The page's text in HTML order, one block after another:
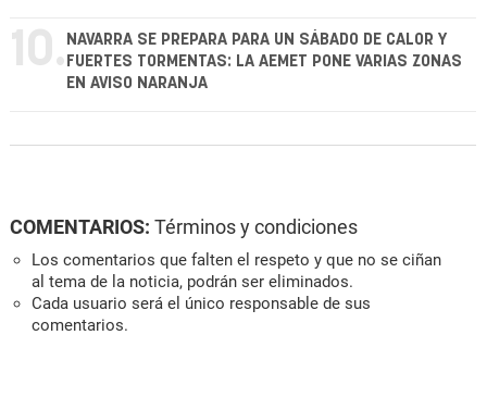
10. NAVARRA SE PREPARA PARA UN SÁBADO DE CALOR Y
FUERTES TORMENTAS: LA AEMET PONE VARIAS ZONAS
EN AVISO NARANJA
COMENTARIOS: Términos y condiciones
Los comentarios que falten el respeto y que no se ciñan
al tema de la noticia, podrán ser eliminados.
Cada usuario será el único responsable de sus
comentarios.